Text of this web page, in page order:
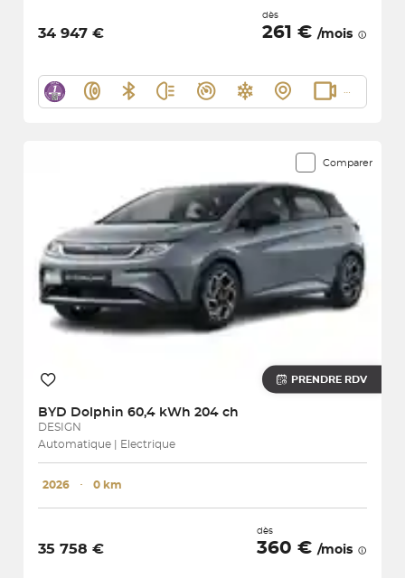
34 947 €
dès
261 € /mois
Comparer
PRENDRE RDV
BYD Dolphin 60,4 kWh 204 ch
DESIGN
Automatique | Electrique
2026 ･ 0 km
35 758 €
dès
360 € /mois